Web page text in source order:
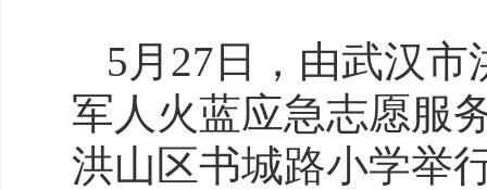
5月27日，由武汉
军人火蓝应急志愿服
洪山区书城路小学举